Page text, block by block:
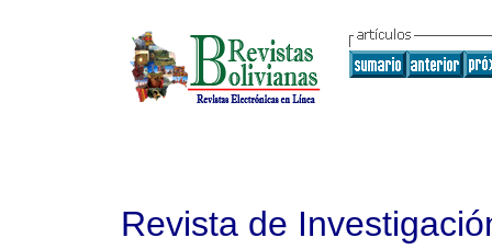
Revista de